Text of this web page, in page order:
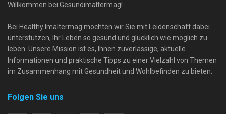
Willkommen bei Gesundimaltermag!
Bei Healthy Imaltermag möchten wir Sie mit Leidenschaft dabei
unterstützen, Ihr Leben so gesund und glücklich wie möglich zu
leben. Unsere Mission ist es, Ihnen zuverlässige, aktuelle
Informationen und praktische Tipps zu einer Vielzahl von Themen
im Zusammenhang mit Gesundheit und Wohlbefinden zu bieten.
Folgen Sie uns